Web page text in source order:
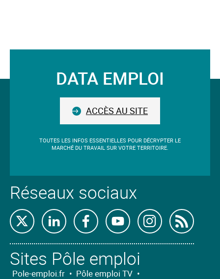
clé
Suivez-DATA EMPLOI
ACCÈS AU SITE
TOUTES LES INFOS ESSENTIELLES POUR DÉCRYPTER LE
MARCHÉ DU TRAVAIL SUR VOTRE TERRITOIRE.
Réseaux sociaux
Retrouvez-
nous
sur
X
Retrouvez-
nous
sur
Linkedin
Retrouvez-
nous
sur
Facebook
Retrouvez-
nous
sur
Youtube
Retrouvez-
nous nous
Sites Pôle emploi
Pole-emploi.fr • Pôle emploi TV •